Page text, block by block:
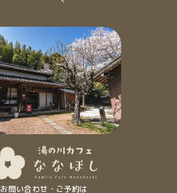
お問い合わせ・ご予約は